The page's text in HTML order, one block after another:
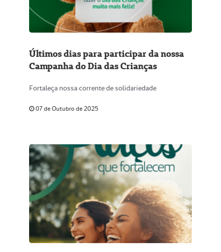
Últimos dias para participar da nossa
Campanha do Dia das Crianças
Fortaleça nossa corrente de solidariedade
07 de Outubro de 2025